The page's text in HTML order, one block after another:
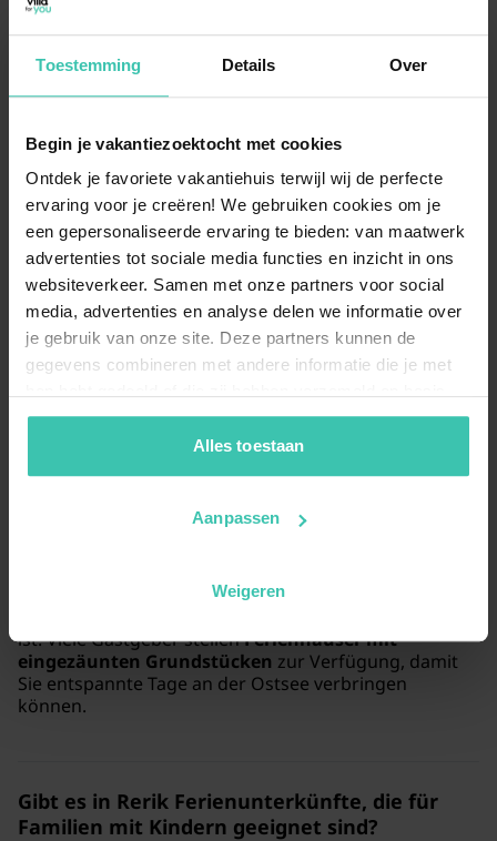
Toestemming Details Over
Begin je vakantiezoektocht met cookies
Ontdek je favoriete vakantiehuis terwijl wij de perfecte
ervaring voor je creëren! We gebruiken cookies om je
een gepersonaliseerde ervaring te bieden: van maatwerk
advertenties tot sociale media functies en inzicht in ons
websiteverkeer. Samen met onze partners voor social
media, advertenties en analyse delen we informatie over
je gebruik van onze site. Deze partners kunnen de
gegevens combineren met andere informatie die je met
van je gebruik van hun diensten. Zo zorgen we ervoor dat
jouw vakantiezoektocht soepel en op maat verloopt!
Alles toestaan
Aanpassen
Weigeren
Was macht die Lage zwischen Salzhaff und
Ostsee so besonders?
Wassersportler, Segler und Familien mit kleinen
Kindern, die das geschützte Gewässer schätzen.
Worauf sollte ich bei der Buchung einer
Ferienwohnung in Rerik achten?
Achten Sie besonders auf die Lage, wenn Sie direkten
Meerblick oder die Nähe zum Kurhaus wünschen. Da
das Ostseebad sehr beliebt ist, empfiehlt Villa for You
eine frühzeitige Buchung, besonders wenn Sie eine
Unterkunft am Salzhaffoder in der Nähe der
Seebrücke bevorzugen.
Ist das Ostseebad Rerik ein gutes Ziel für
hundefreundlich
ist. Viele Gastgeber stellenFerienhäuser mit
eingezäunten Grundstücken zur Verfügung, damit
Sie entspannte Tage an der Ostsee verbringen
können.
Gibt es in Rerik Ferienunterkünfte, die für
Familien mit Kindern geeignet sind?